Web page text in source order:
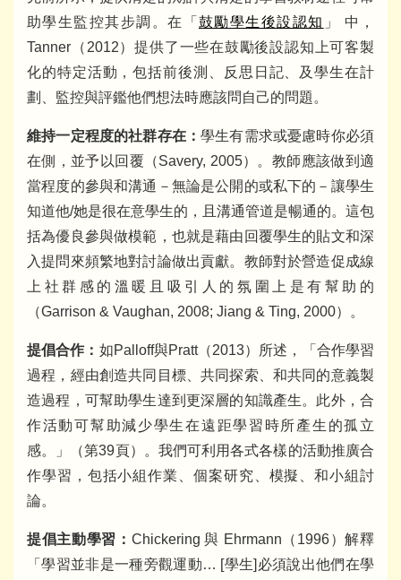
助學生監控其步調。在「 鼓勵學生後設認知 」 中，
Tanner（2012）提供了一些在鼓勵後設認知上可客製
化的特定活動，包括前後測、反思日記、及學生在計
劃、監控與評鑑他們想法時應該問自己的問題。
維持一定程度的社群存在：學生有需求或憂慮時你必須
在側，並予以回覆（Savery, 2005）。教師應該做到適
當程度的參與和溝通－無論是公開的或私下的－讓學生
知道他/她是很在意學生的，且溝通管道是暢通的。這包
括為優良參與做模範，也就是藉由回覆學生的貼文和深
入提問來頻繁地對討論做出貢獻。教師對於營造促成線
上社群感的溫暖且吸引人的氛圍上是有幫助的
（Garrison & Vaughan, 2008; Jiang & Ting, 2000）。
提倡合作： 如Palloff與Pratt（2013）所述，「合作學習
過程，經由創造共同目標、共同探索、和共同的意義製
造過程，可幫助學生達到更深層的知識產生。此外，合
作活動可幫助減少學生在遠距學習時所產生的孤立
感。」（第39頁）。我們可利用各式各樣的活動推廣合
作學習，包括小組作業、個案研究、模擬、和小組討
論。
提倡主動學習： Chickering 與 Ehrmann（1996）解釋
「學習並非是一種旁觀運動… [學生]必須說出他們在學